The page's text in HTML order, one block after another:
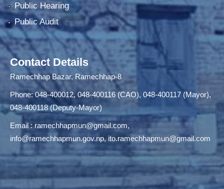
Public Hearing
Public Audit
Contact Details
Ramechhap Bazar, Ramechhap-8
Phone: 048-400012, 048-400116 (CAO), 048-400117 (Mayor),
048-400118 (Deputy-Mayor)
Email :ramechhapmun@gmail.com,
info@ramechhapmun.gov.np, ito.ramechhapmun@gmail.com